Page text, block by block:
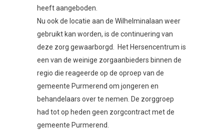
heeft aangeboden.
Nu ook de locatie aan de Wilhelminalaan weer
gebruikt kan worden, is de continuering van
deze zorg gewaarborgd. Het Hersencentrum is
een van de weinige zorgaanbieders binnen de
regio die reageerde op de oproep van de
gemeente Purmerend om jongeren en
behandelaars over te nemen. De zorggroep
had tot op heden geen zorgcontract met de
gemeente Purmerend.